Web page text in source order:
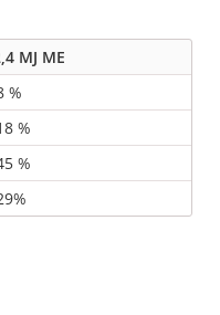
MJ ME
%
%
%